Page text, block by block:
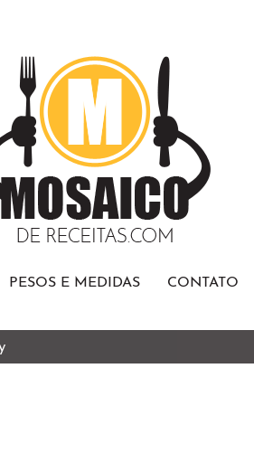
PESOS E MEDIDAS CONTATO